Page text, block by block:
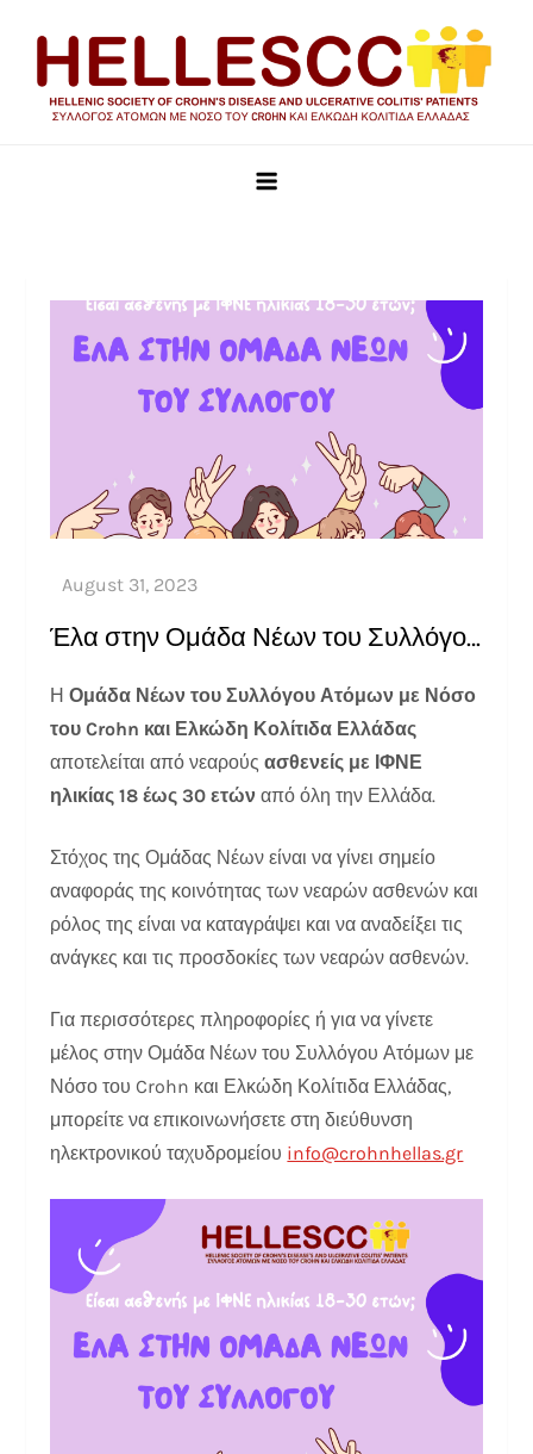
Ελλάδας
Έλα στην Ομάδα Νέων του Συλλόγου…
ΗΟμάδα Νέων του Συλλόγου Ατόμων με Νόσο
του Crohn και Ελκώδη Κολίτιδα Ελλάδας
αποτελείται από νεαρούςασθενείς με ΙΦΝΕ
ηλικίας 18 έως 30 ετών από όλη την Ελλάδα.
Στόχος της Ομάδας Νέων είναι να γίνει σημείο
αναφοράς της κοινότητας των νεαρών ασθενών και
ρόλος της είναι να καταγράψει και να αναδείξει τις
ανάγκες και τις προσδοκίες των νεαρών ασθενών.
Για περισσότερες πληροφορίες ή για να γίνετε
μέλος στην Ομάδα Νέων του Συλλόγου Ατόμων με
Νόσο του Crohn και Ελκώδη Κολίτιδα Ελλάδας,
μπορείτε να επικοινωνήσετε στη διεύθυνση
ηλεκτρονικού ταχυδρομείου info@crohnhellas.gr